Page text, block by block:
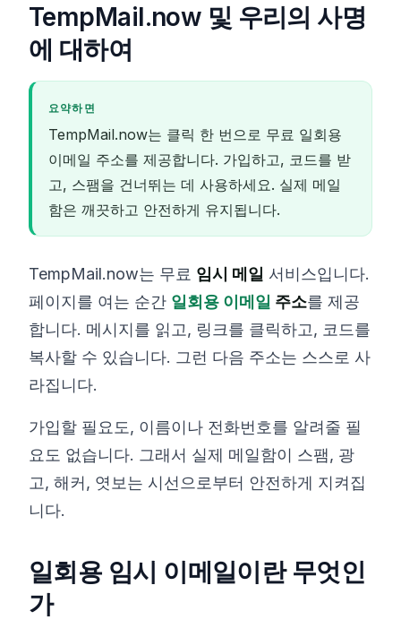
TempMail.now 및 우리의 사명
에 대하여
요약하면
TempMail.now는 클릭 한 번으로 무료 일회용
이메일 주소를 제공합니다. 가입하고, 코드를 받
고, 스팸을 건너뛰는 데 사용하세요. 실제 메일
함은 깨끗하고 안전하게 유지됩니다.
TempMail.now는 무료 임시 메일 서비스입니다.
페이지를 여는 순간 일회용 이메일 주소를 제공
합니다. 메시지를 읽고, 링크를 클릭하고, 코드를
복사할 수 있습니다. 그런 다음 주소는 스스로 사
라집니다.
가입할 필요도, 이름이나 전화번호를 알려줄 필
요도 없습니다. 그래서 실제 메일함이 스팸, 광
고, 해커, 엿보는 시선으로부터 안전하게 지켜집
니다.
일회용 임시 이메일이란 무엇인
가